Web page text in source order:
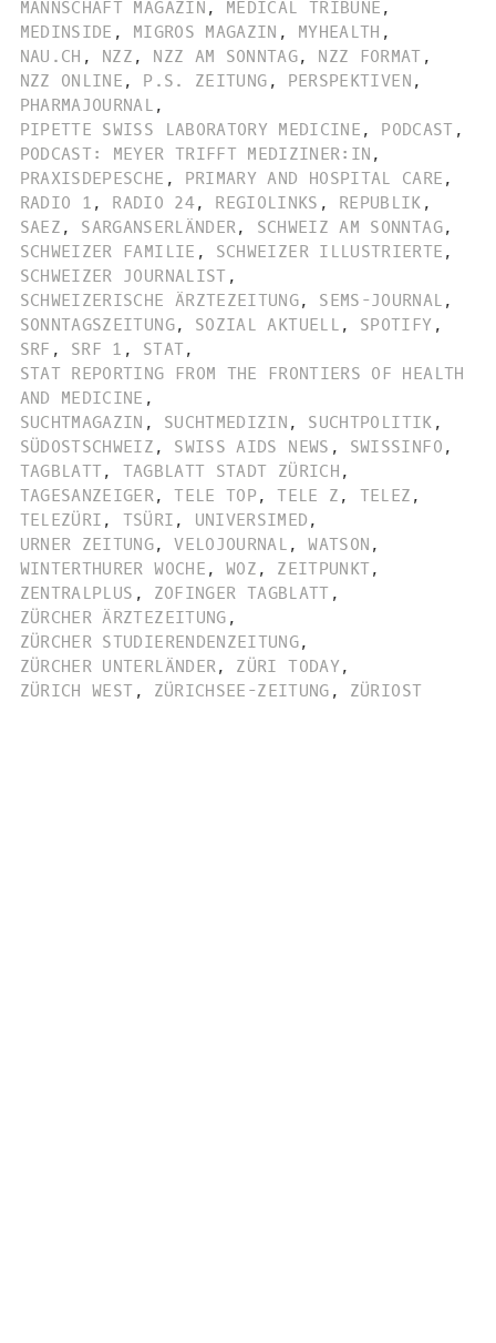
MANNSCHAFT MAGAZIN , MEDICAL TRIBUNE ,
MEDINSIDE , MIGROS MAGAZIN , MYHEALTH ,
NAU.CH , NZZ , NZZ AM SONNTAG, NZZ FORMAT ,
NZZ ONLINE , P.S. ZEITUNG , PERSPEKTIVEN ,
PHARMAJOURNAL ,
PIPETTE SWISS LABORATORY MEDICINE , PODCAST ,
PODCAST: MEYER TRIFFT MEDIZINER:IN ,
PRAXISDEPESCHE , PRIMARY AND HOSPITAL CARE ,
RADIO 1 , RADIO 24, REGIOLINKS , REPUBLIK ,
SAEZ , SARGANSERLÄNDER, SCHWEIZ AM SONNTAG,
SCHWEIZER FAMILIE , SCHWEIZER ILLUSTRIERTE ,
SCHWEIZER JOURNALIST ,
SCHWEIZERISCHE ÄRZTEZEITUNG, SEMS-JOURNAL ,
SONNTAGSZEITUNG, SOZIAL AKTUELL , SPOTIFY ,
SRF , SRF 1 , STAT,
STAT REPORTING FROM THE FRONTIERS OF HEALTH
AND MEDICINE ,
SUCHTMAGAZIN , SUCHTMEDIZIN , SUCHTPOLITIK ,
SÜDOSTSCHWEIZ , SWISS AIDS NEWS , SWISSINFO ,
TAGBLATT, TAGBLATT STADT ZÜRICH ,
TAGESANZEIGER, TELE TOP, TELE Z , TELEZ ,
TELEZÜRI , TSÜRI , UNIVERSIMED ,
URNER ZEITUNG, VELOJOURNAL , WATSON ,
WINTERTHURER WOCHE , WOZ , ZEITPUNKT,
ZENTRALPLUS , ZOFINGER TAGBLATT ,
ZÜRCHER ÄRZTEZEITUNG ,
ZÜRCHER STUDIERENDENZEITUNG,
ZÜRCHER UNTERLÄNDER, ZÜRI TODAY,
ZÜRICH WEST , ZÜRICHSEE-ZEITUNG , ZÜRIOST